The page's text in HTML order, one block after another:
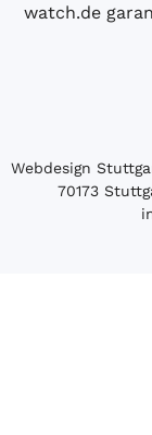
watch.de
Webdesign
70173